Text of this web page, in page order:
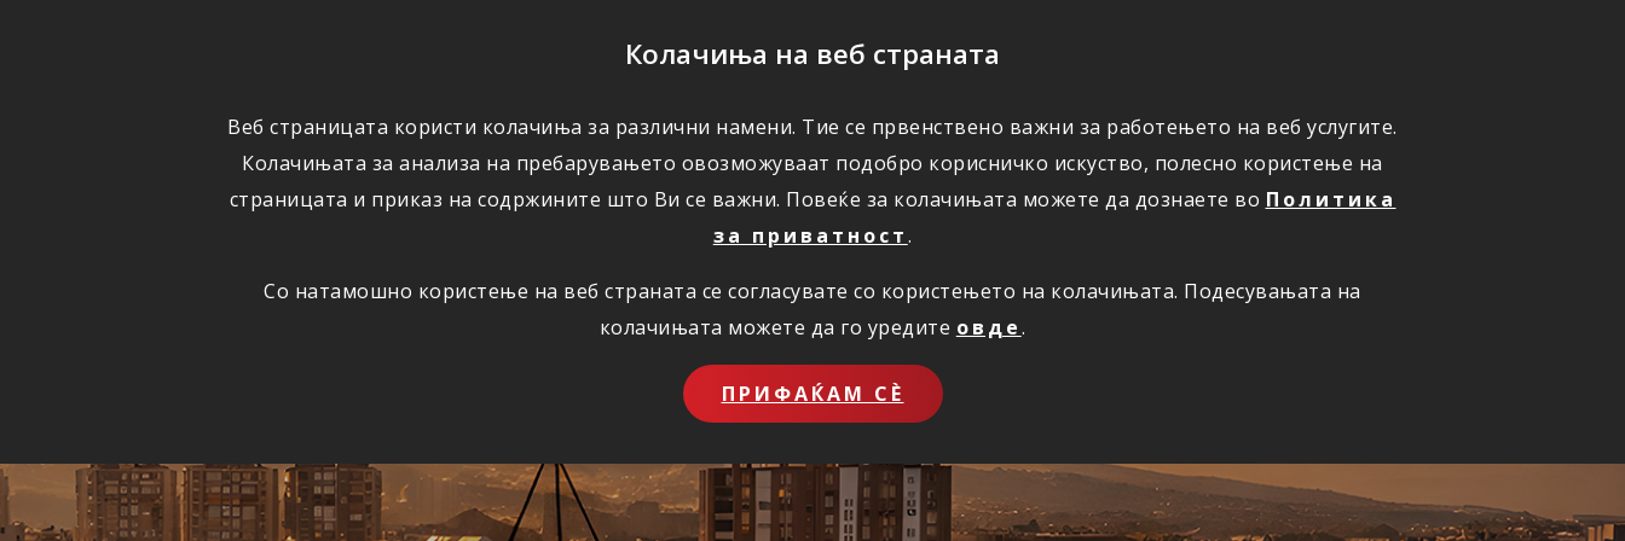
Колачиња на веб страната
Веб страницата користи колачиња за различни намени. Тие се првенствено важни за работењето на веб услугите.
Колачињата за анализа на пребарувањето овозможуваат подобро корисничко искуство, полесно користење на
страницата и приказ на содржините што Ви се важни. Повеќе за колачињата можете да дознаете во Политика
за приватност.
Со натамошно користење на веб страната се согласувате со користењето на колачињата. Подесувањата на
колачињата можете да го уредите овде.
ПРИФАЌАМ СЀ
ОСИГУРУВАЊЕ ШТЕТИ ПОВОЛНОСТИ КОРИСНО ЗА НАС ОНЛАЈН ПРИЈАВИ ШТЕТА
Едноставно преку интернет
АВТОМОБИЛСКА